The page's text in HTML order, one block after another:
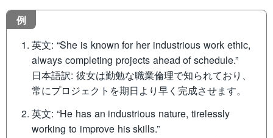
例
英文: “She is known for her industrious work ethic,
always completing projects ahead of schedule.”
日本語訳: 彼女は勤勉な職業倫理で知られており、
常にプロジェクトを期日より早く完成させます。
英文: “He has an industrious nature, tirelessly
working to improve his skills.”